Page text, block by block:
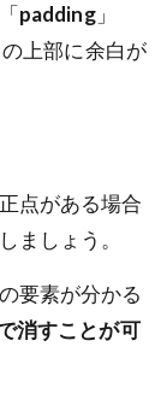
padding」
上部に余白が
点がある場合
ましょう。
要素が分かる
消すことが可